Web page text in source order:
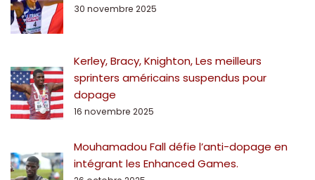
30 novembre 2025
Kerley, Bracy, Knighton, Les meilleurs
sprinters américains suspendus pour
dopage
16 novembre 2025
Mouhamadou Fall défie l’anti-dopage en
intégrant les Enhanced Games.